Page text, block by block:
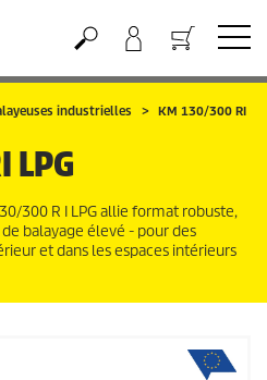
industrielles
KM 130/300 RI
LPG
300 R I LPG allie format robuste,
balayage élevé - pour des
et dans les espaces intérieurs